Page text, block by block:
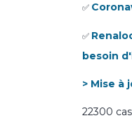
✅
✅
besoin
> Mise à
22300